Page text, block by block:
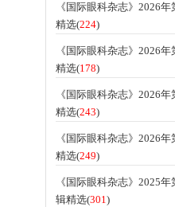
《国际眼科杂志》2026
精选(224)
《国际眼科杂志》2026
精选(178)
《国际眼科杂志》2026
精选(243)
《国际眼科杂志》2026
精选(249)
《国际眼科杂志》2025年
辑精选(301)